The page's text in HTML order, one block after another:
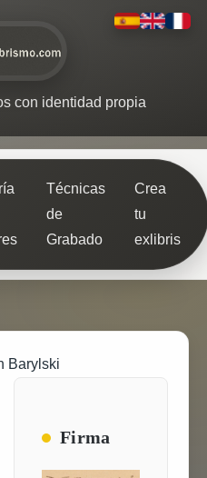
con identidad propia
Técnicas
de
Grabado
Crea
tu
exlibris
Barylski
Firma